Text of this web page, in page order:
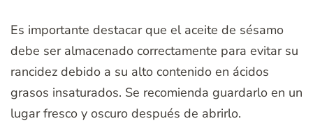
Es importante destacar que el aceite de sésamo
debe ser almacenado correctamente para evitar su
rancidez debido a su alto contenido en ácidos
grasos insaturados. Se recomienda guardarlo en un
lugar fresco y oscuro después de abrirlo.